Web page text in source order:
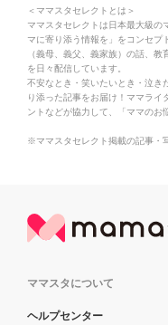
＜ママスタセレクトとは＞
ママスタセレクトは日本最大級の
マに寄り添う情報を」をコンセプ
（義母、義父、義家族）の話、
を日々配信しています。
不安なとき・笑いたいとき・泣き
り添った記事をお届け！ママライ
ントなどが協力して、「ママのお
※ママスタセレクト掲載の記事・
ママスタについて
ヘルプセンター